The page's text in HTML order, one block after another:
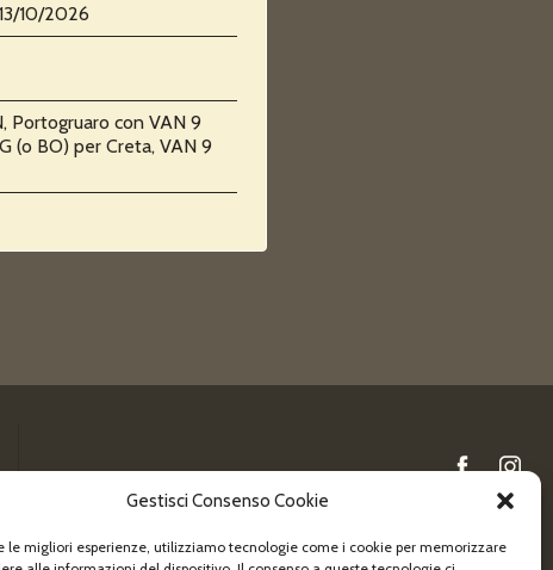
Gestisci Consenso Cookie
le migliori esperienze, utilizziamo tecnologie come i cookie per memorizzare
10/2026
Portogruaro con VAN 9
(o BO) per Creta, VAN 9
Newsletter